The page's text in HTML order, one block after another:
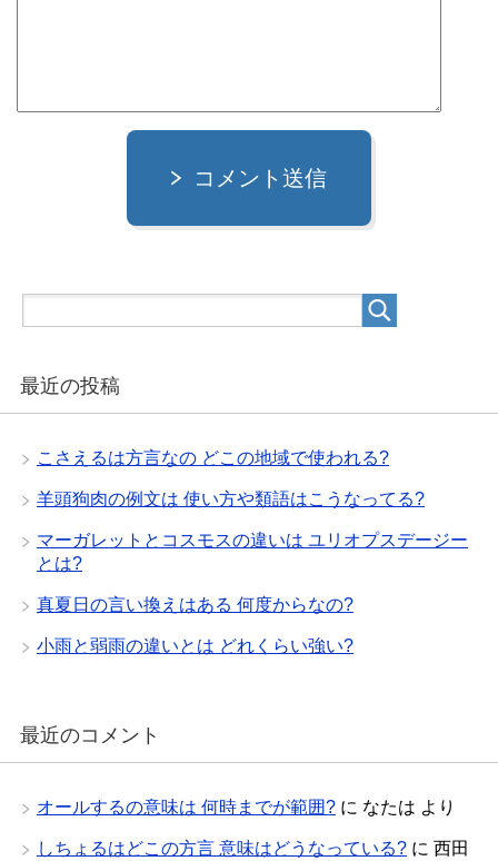
コメント送信
最近の投稿
こさえるは方言なの どこの地域で使われる?
羊頭狗肉の例文は 使い方や類語はこうなってる?
マーガレットとコスモスの違いは ユリオプスデージー
とは?
真夏日の言い換えはある 何度からなの?
小雨と弱雨の違いとは どれくらい強い?
最近のコメント
オールするの意味は 何時までが範囲? に なたは より
しちょるはどこの方言 意味はどうなっている? に 西田